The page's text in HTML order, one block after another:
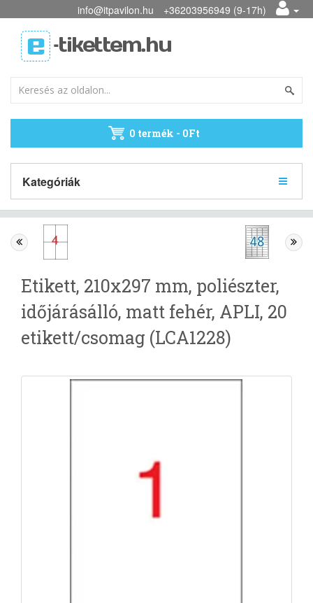
info@itpavilon.hu +36203956949 (9-17h)
0 termék - 0Ft
Kategóriák
Etikett, 210x297 mm, poliészter,
időjárásálló, matt fehér, APLI, 20
etikett/csomag (LCA1228)